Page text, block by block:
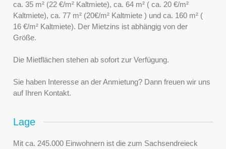
ca. 35 m² (22 €/m² Kaltmiete), ca. 64 m² ( ca. 20 €/m²
Kaltmiete), ca. 77 m² (20€/m² Kaltmiete ) und ca. 160 m² (
16 €/m² Kaltmiete). Der Mietzins ist abhängig von der
Größe.
Die Mietflächen stehen ab sofort zur Verfügung.
Sie haben Interesse an der Anmietung? Dann freuen wir uns
auf Ihren Kontakt.
Lage
Mit ca. 245.000 Einwohnern ist die zum Sachsendreieck